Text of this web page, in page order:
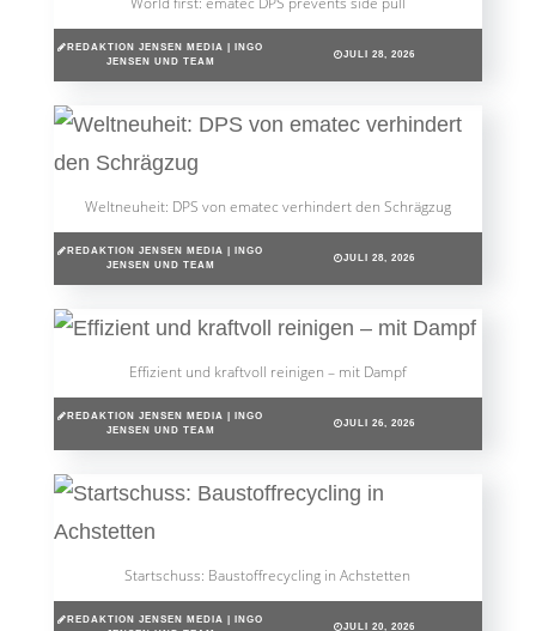
REDAKTION JENSEN MEDIA | INGO
JENSEN UND TEAM
JULI 28, 2026
Weltneuheit: DPS von ematec verhindert den Schrägzug
REDAKTION JENSEN MEDIA | INGO
JENSEN UND TEAM
JULI 28, 2026
Effizient und kraftvoll reinigen – mit Dampf
REDAKTION JENSEN MEDIA | INGO
JENSEN UND TEAM
JULI 26, 2026
Startschuss: Baustoffrecycling in Achstetten
REDAKTION JENSEN MEDIA | INGO
JULI 20, 2026